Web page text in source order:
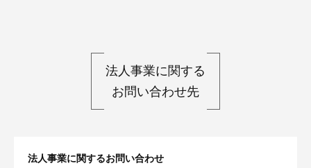
法人事業に関する
お問い合わせ先
法人事業に関するお問い合わせ